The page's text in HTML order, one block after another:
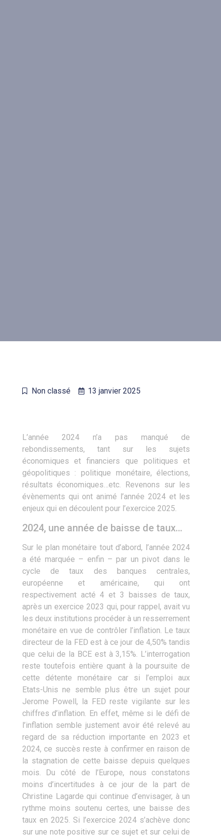
Non classé 13 janvier 2025
L’année 2024 n’a pas manqué de
rebondissements, tant sur les sujets
économiques et financiers que politiques et
géopolitiques : politique monétaire, élections,
résultats économiques…etc. Revenons sur les
évènements qui ont animé l’année 2024 et les
enjeux qui en découlent pour l’exercice 2025.
2024, une année de baisse de taux…
Sur le plan monétaire tout d’abord, l’année 2024
a été marquée – enfin ­– par un pivot dans le
cycle de taux des banques centrales,
européenne et américaine, qui ont
respectivement acté 4 et 3 baisses de taux,
après un exercice 2023 qui, pour rappel, avait vu
les deux institutions procéder à un resserrement
monétaire en vue de contrôler l’inflation. Le taux
directeur de la FED est à ce jour de 4,50% tandis
que celui de la BCE est à 3,15%. L’interrogation
reste toutefois entière quant à la poursuite de
cette détente monétaire car si l’emploi aux
Etats-Unis ne semble plus être un sujet pour
Jerome Powell, la FED reste vigilante sur les
chiffres d’inflation. En effet, même si le défi de
l’inflation semble justement avoir été relevé au
regard de sa réduction importante en 2023 et
2024, ce succès reste à confirmer en raison de
la stagnation de cette baisse depuis quelques
mois. Du côté de l’Europe, nous constatons
moins d’incertitudes à ce jour de la part de
Christine Lagarde qui continue d’envisager, à un
rythme moins soutenu certes, une baisse des
taux en 2025. Si l’exercice 2024 s’achève donc
sur une note positive sur ce sujet et sur celui de